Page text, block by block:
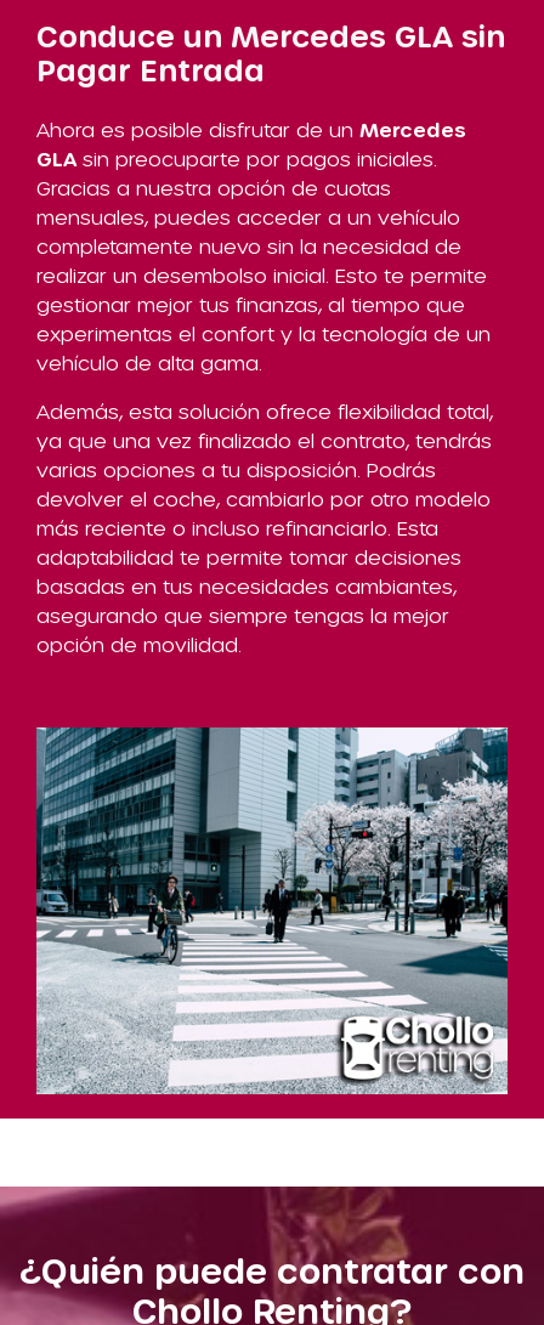
Conduce un Mercedes GLA sin
Pagar Entrada
Ahora es posible disfrutar de un Mercedes
GLA sin preocuparte por pagos iniciales.
Gracias a nuestra opción de cuotas
mensuales, puedes acceder a un vehículo
completamente nuevo sin la necesidad de
realizar un desembolso inicial. Esto te permite
gestionar mejor tus finanzas, al tiempo que
experimentas el confort y la tecnología de un
vehículo de alta gama.
Además, esta solución ofrece flexibilidad total,
ya que una vez finalizado el contrato, tendrás
varias opciones a tu disposición. Podrás
devolver el coche, cambiarlo por otro modelo
más reciente o incluso refinanciarlo. Esta
adaptabilidad te permite tomar decisiones
basadas en tus necesidades cambiantes,
asegurando que siempre tengas la mejor
opción de movilidad.
¿Quién puede contratar con
Chollo Renting?